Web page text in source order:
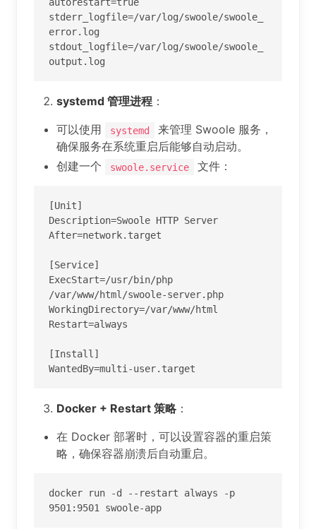
stderr_logfile=/var/log/swoole/swoole_
error.log
stdout_logfile=/var/log/swoole/swoole_
output.log
systemd 管理进程 ：
可以使用
systemd
来管理 Swoole 服务，
确保服务在系统重启后能够自动启动。
创建一个
swoole.service 文件：
[Unit]
Description=Swoole HTTP Server
After=network.target
[Service]
ExecStart=/usr/bin/php
/var/www/html/swoole-server.php
WorkingDirectory=/var/www/html
Restart=always
[Install]
WantedBy=multi-user.target
Docker + Restart 策略 ：
在 Docker 部署时，可以设置容器的重启策
略，确保容器崩溃后自动重启。
docker run -d --restart always -p
9501:9501 swoole-app